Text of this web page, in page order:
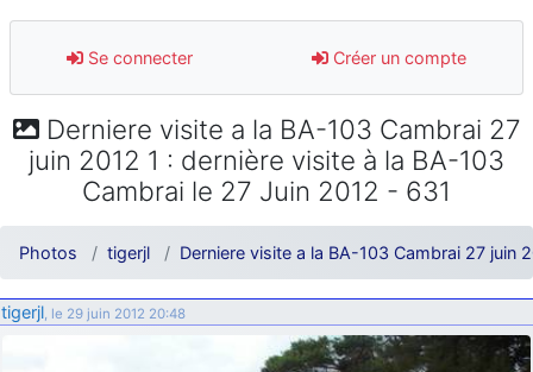
d9pouces: désolé pour les quelques blocages du site ces derniers
jours : je teste des méthodes contre le spam et les bots trop nocifs
paxwax: Super, la nouvelle bannière
d9pouces: je suis un avion@,._,+ > lesquels ? je ne suis pas sûr de
comprendre
bien sûr que oui !
je suis un avion@,._,+: Bonjour je viens d'arriver il y a quelques
moi et quelques avions n'ont pas les mêmes noms qu'aujourd'hui
: Bonjourà toutes et à tous.en espérantque ces
Se connecter Créer un compte
Derniere visite a la BA-103 Cambrai 27
juin 2012 1 : dernière visite à la BA-103
Cambrai le 27 Juin 2012 - 631
Photos tigerjl Derniere visite a la BA-103 Cambrai 27 juin
tigerjl, le 29 juin 2012 20:48